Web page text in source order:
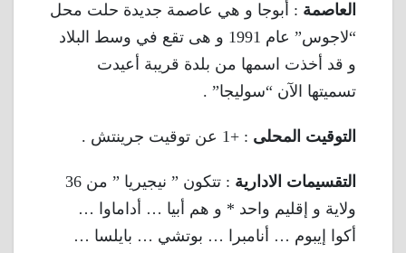
العاصمة : أبوجا و هي عاصمة جديدة حلت محل
“لاجوس” عام 1991 و هى تقع في وسط البلاد
و قد أخذت اسمها من بلدة قريبة أعيدت
تسميتها الآن “سوليجا” .
التوقيت المحلى : +1 عن توقيت جرينتش .
التقسيمات الادارية
: تتكون ” نيجيريا ” من 36
ولاية و إقليم واحد * و هم أبيا … أداماوا …
أكوا إيبوم … أنامبرا … بوتشي … بايلسا …